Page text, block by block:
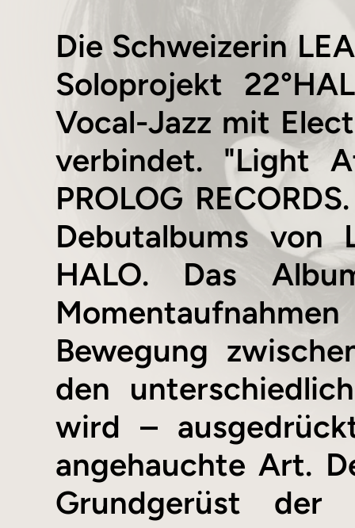
Die Schweizerin
Soloprojekt
Vocal-Jazz mit
verbindet. "Light
PROLOG
Debutalbums von
HALO. Das
Bewegung
den
wird –
angehauchte Art.
Grundgerüst der